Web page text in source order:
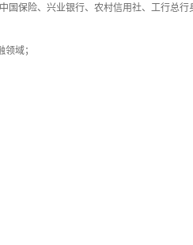
保险、兴业银行、农村信用社、工行总
域；